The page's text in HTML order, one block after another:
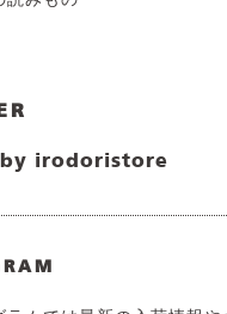
by irodoristore